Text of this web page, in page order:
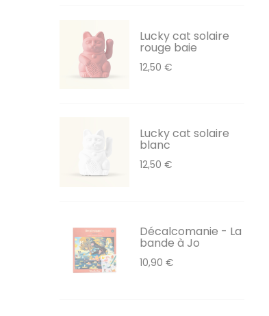
Lucky cat solaire
rouge baie
12,50 €
Lucky cat solaire
blanc
12,50 €
Décalcomanie - La
bande à Jo
10,90 €